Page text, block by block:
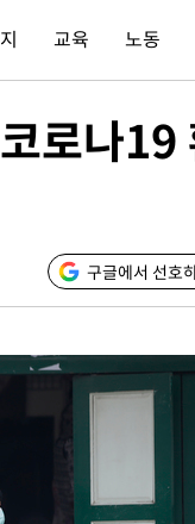
교육 노동
로나19
구글에서 선호